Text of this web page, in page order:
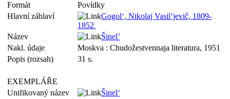
Formát
Povídky
Hlavní záhlaví
Gogol‘, Nikolaj Vasil‘jevič, 1809-
1852
Název
Šinel’
Nakl. údaje
Moskva : Chudožestvennaja literatura, 1951
Popis (rozsah)
31 s.
EXEMPLÁŘE
Unifikovaný název
Šinel‘